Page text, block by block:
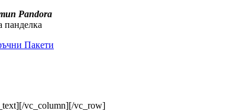
Pandora
панделка
Пакети
vc_column][/vc_row]